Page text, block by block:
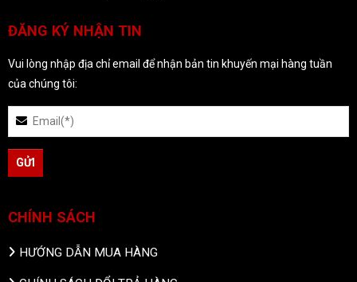
ĐĂNG KÝ NHẬN TIN
Vui lòng nhập địa chỉ email để nhận bản tin khuyến mại hàng tuần
của chúng tôi:
CHÍNH SÁCH
HƯỚNG DẪN MUA HÀNG